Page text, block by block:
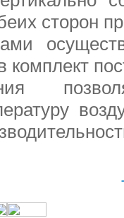
сторон
комплект